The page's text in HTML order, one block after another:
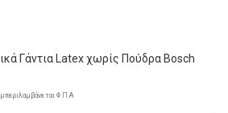
Γάντια Latex χωρίς Πούδρα Bosch
Φ.Π.Α